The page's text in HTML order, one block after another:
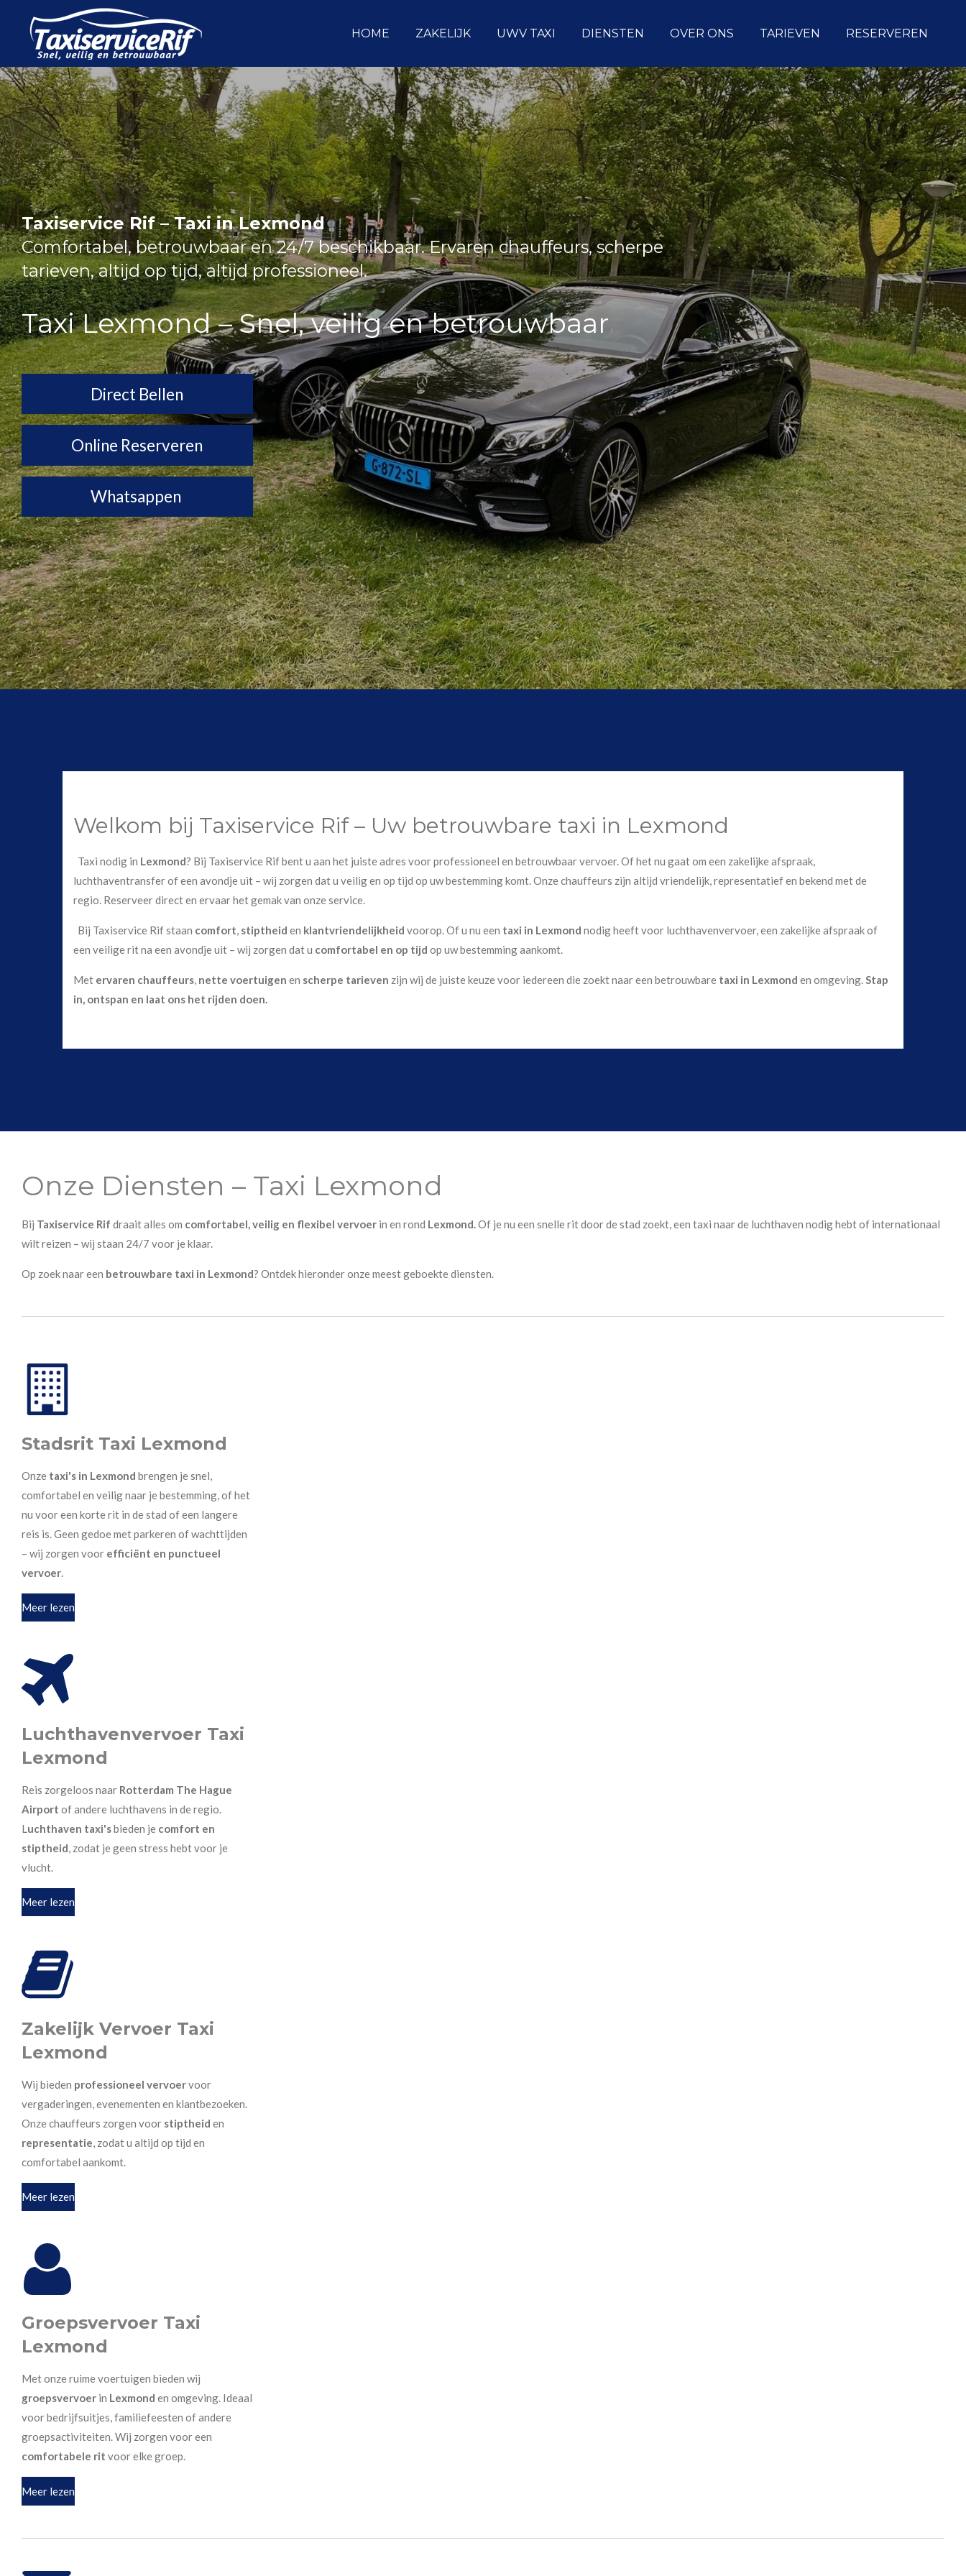
direct
de
hoofdinhoud
HOME ZAKELIJK UWV TAXI DIENSTEN OVER ONS TARIEVEN RESERVEREN
Taxiservice Rif – Taxi in Lexmond
Comfortabel, betrouwbaar en 24/7 beschikbaar. Ervaren chauffeurs, scherpe
tarieven, altijd op tijd, altijd professioneel.
Taxi Lexmond – Snel, veilig en betrouwbaar
Direct Bellen
Online Reserveren
Whatsappen
Welkom bij Taxiservice Rif – Uw betrouwbare taxi in Lexmond
Taxi nodig in Lexmond? Bij Taxiservice Rif bent u aan het juiste adres voor professioneel en betrouwbaar vervoer. Of het nu gaat om een zakelijke afspraak,
luchthaventransfer of een avondje uit – wij zorgen dat u veilig en op tijd op uw bestemming komt. Onze chauffeurs zijn altijd vriendelijk, representatief en bekend met de
regio. Reserveer direct en ervaar het gemak van onze service.
Bij Taxiservice Rif staan comfort, stiptheid en klantvriendelijkheid voorop. Of u nu een taxi in Lexmond nodig heeft voor luchthavenvervoer, een zakelijke afspraak of
een veilige rit na een avondje uit – wij zorgen dat u comfortabel en op tijd op uw bestemming aankomt.
Met ervaren chauffeurs, nette voertuigen en scherpe tarieven zijn wij de juiste keuze voor iedereen die zoekt naar een betrouwbare taxi in Lexmond en omgeving.Stap
in, ontspan en laat ons het rijden doen.
Onze Diensten – Taxi Lexmond
Bij Taxiservice Rif draait alles om comfortabel, veilig en flexibel vervoer in en rond Lexmond.Of je nu een snelle rit door de stad zoekt, een taxi naar de luchthaven nodig hebt of internationaal
wilt reizen – wij staan 24/7 voor je klaar.
Op zoek naar een betrouwbare taxi in Lexmond? Ontdek hieronder onze meest geboekte diensten.
Stadsrit Taxi Lexmond
Onze taxi's in Lexmond brengen je snel,
comfortabel en veilig naar je bestemming, of het
nu voor een korte rit in de stad of een langere
reis is. Geen gedoe met parkeren of wachttijden
– wij zorgen voor efficiënt en punctueel
vervoer.
Meer lezen
Luchthavenvervoer Taxi
Lexmond
Reis zorgeloos naar Rotterdam The Hague
Airport of andere luchthavens in de regio.
Luchthaven taxi'sbieden je comfort en
stiptheid, zodat je geen stress hebt voor je
vlucht.
Meer lezen
Zakelijk Vervoer Taxi
Lexmond
Wij bieden professioneel vervoervoor
vergaderingen, evenementen en klantbezoeken.
Onze chauffeurs zorgen voor stiptheid en
representatie , zodat u altijd op tijd en
comfortabel aankomt.
Meer lezen
Groepsvervoer Taxi
Lexmond
Met onze ruime voertuigen bieden wij
groepsvervoer in Lexmond en omgeving. Ideaal
voor bedrijfsuitjes, familiefeesten of andere
groepsactiviteiten. Wij zorgen voor een
comfortabele rit voor elke groep.
Meer lezen